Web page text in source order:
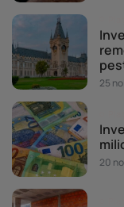
25
20